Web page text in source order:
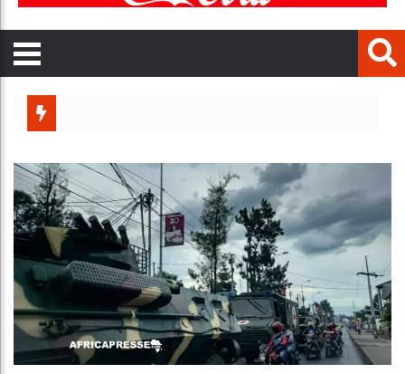
Guinée
Réforme
Bénin :